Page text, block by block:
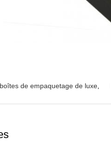
boîtes de empaquetage de luxe